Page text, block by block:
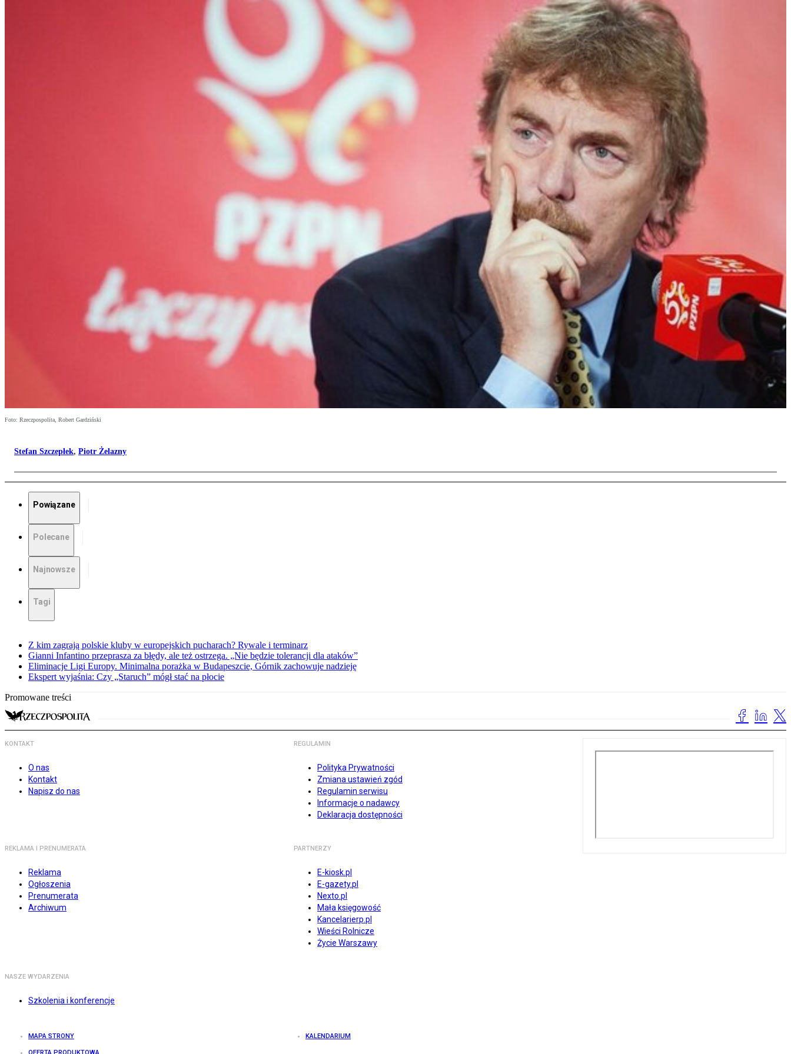
Foto: Rzeczpospolita, Robert Gardziński
Stefan Szczepłek, Piotr Żelazny
Powiązane
Polecane
Najnowsze
Tagi
Z kim zagrają polskie kluby w europejskich pucharach? Rywale i terminarz
Gianni Infantino przeprasza za błędy, ale też ostrzega. „Nie będzie tolerancji dla ataków”
Eliminacje Ligi Europy. Minimalna porażka w Budapeszcie, Górnik zachowuje nadzieję
Ekspert wyjaśnia: Czy „Staruch” mógł stać na płocie
Promowane treści
KONTAKT
O nas
Kontakt
Napisz do nas
REGULAMIN
Polityka Prywatności
Zmiana ustawień zgód
Regulamin serwisu
Informacje o nadawcy
Deklaracja dostępności
REKLAMA I PRENUMERATA
Reklama
Ogłoszenia
Prenumerata
Archiwum
PARTNERZY
E-kiosk.pl
E-gazety.pl
Nexto.pl
Mała księgowość
Kancelarierp.pl
Wieści Rolnicze
Życie Warszawy
NASZE WYDARZENIA
Szkolenia i konferencje
MAPA STRONY KALENDARIUM